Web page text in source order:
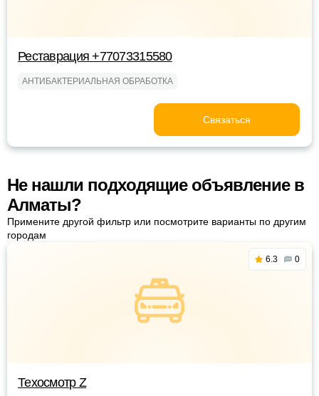
Реставрация +77073315580
АНТИБАКТЕРИАЛЬНАЯ ОБРАБОТКА
Связаться
Не нашли подходящие объявление в
Алматы?
Примените другой фильтр или посмотрите варианты по другим
городам
6.3 0
Техосмотр Z